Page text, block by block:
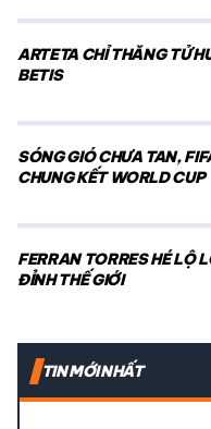
ARTETA CHỈ THẲNG TỬ
BETIS
SÓNG GIÓ CHƯA TAN,
CHUNG KẾT WORLD CUP
FERRAN TORRES HÉ LỘ
ĐỈNH THẾ GIỚI
TIN MỚI NHẤT